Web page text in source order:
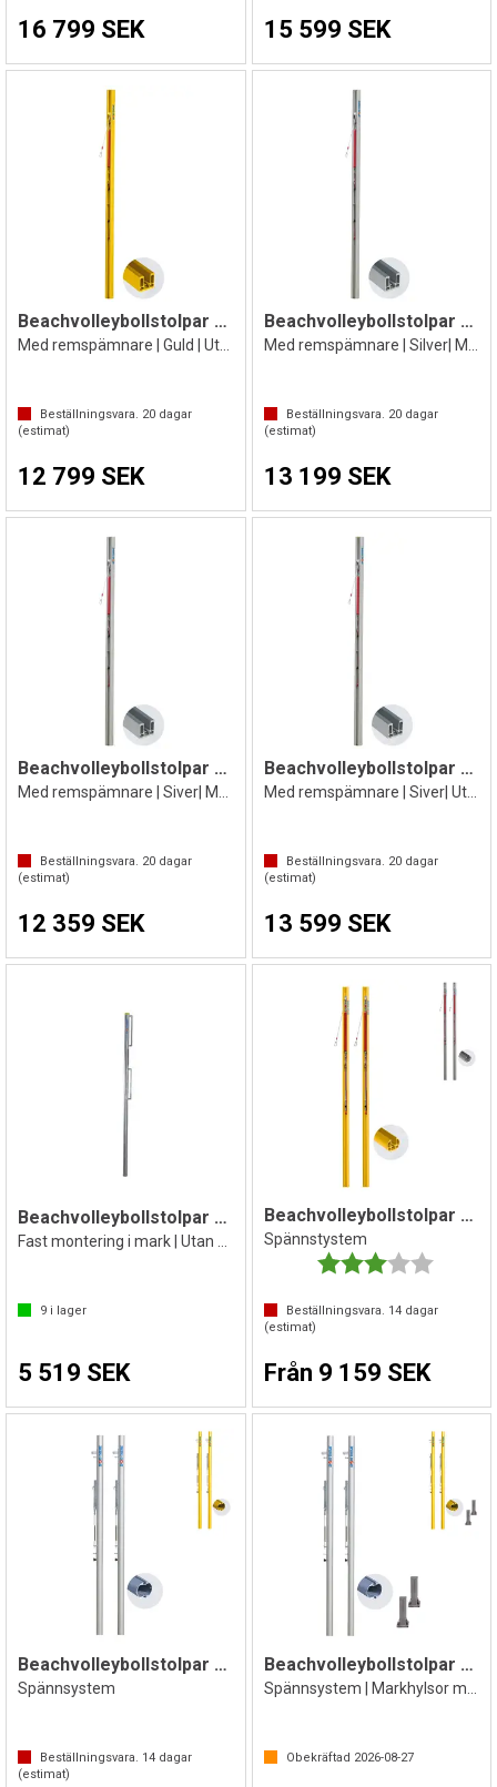
16 799 SEK 15 599 SEK
Beachvolleybollstolpar 2 st
Med remspämnare | Guld | Utan markhylsor
Beställningsvara. 20 dagar
(estimat)
12 799 SEK
Beachvolleybollstolpar 2 st
Med remspämnare | Silver| Med markhylsor
Beställningsvara. 20dagar
(estimat)
13 199 SEK
Beachvolleybollstolpar 2 st
Med remspämnare | Siver| Med markhylsor
Beställningsvara. 20 dagar
(estimat)
12 359 SEK
Beachvolleybollstolpar 2 st
Med remspämnare | Siver| Utan markhylsor
Beställningsvara. 20dagar
(estimat)
13 599 SEK
Beachvolleybollstolpar 2 st.
9 i lager
5 519 SEK
Beachvolleybollstolpar Competition
Spännstystem
Betyg:
Beställningsvara. 14dagar
(estimat)
Från 9 159 SEK
Beachvolleybollstolpar Competition
Spännsystem
Beställningsvara. 14 dagar
(estimat)
Beachvolleybollstolpar Competition
Obekräftad 2026-08-27